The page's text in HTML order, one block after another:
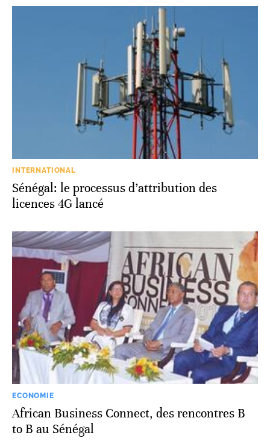
INTERNATIONAL
Sénégal: le processus d’attribution des
licences 4G lancé
ECONOMIE
African Business Connect, des rencontres B
to B au Sénégal